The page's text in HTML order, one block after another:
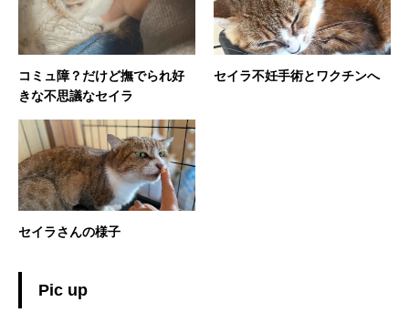
コミュ障？だけど撫でられ好
きな不思議なセイラ
セイラ不妊手術とワクチンへ
セイラさんの様子
Pic up